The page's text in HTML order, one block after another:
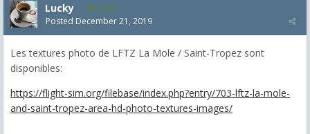
Lucky 1,330
Posted December 21, 2019
Les textures photo de LFTZ La Mole / Saint-Tropez sont
disponibles:
https://flight-sim.org/filebase/index.php?entry/703-lftz-la-mole-
and-saint-tropez-area-hd-photo-textures-images/